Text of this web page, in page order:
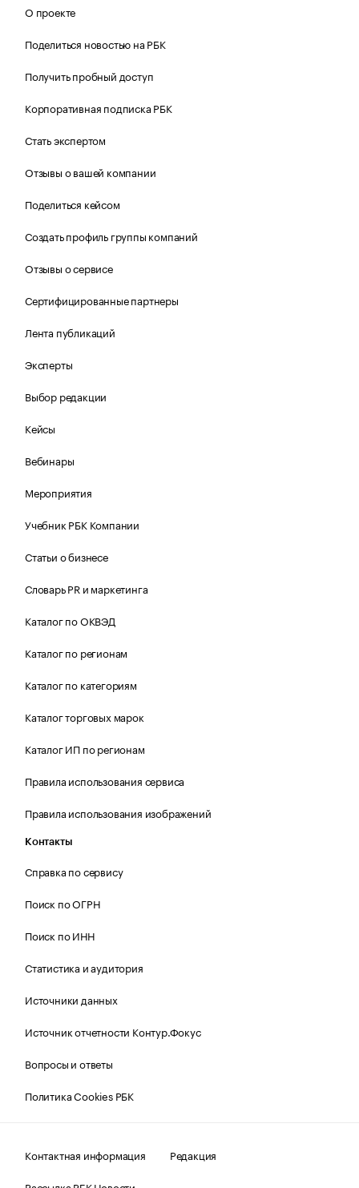
О проекте
Поделиться новостью на РБК
Получить пробный доступ
Корпоративная подписка РБК
Стать экспертом
Отзывы о вашей компании
Поделиться кейсом
Создать профиль группы компаний
Отзывы о сервисе
Сертифицированные партнеры
Лента публикаций
Эксперты
Выбор редакции
Кейсы
Вебинары
Мероприятия
Учебник РБК Компании
Статьи о бизнесе
Словарь PR и маркетинга
Каталог по ОКВЭД
Каталог по регионам
Каталог по категориям
Каталог торговых марок
Каталог ИП по регионам
Правила использования сервиса
Правила использования изображений
Контакты
Справка по сервису
Поиск по ОГРН
Поиск по ИНН
Статистика и аудитория
Источники данных
Источник отчетности Контур.Фокус
Вопросы и ответы
Политика Cookies РБК
Контактная информация
Редакция